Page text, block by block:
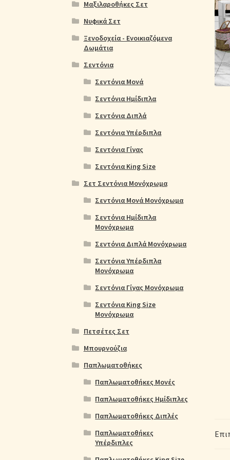
Πολιτική cookie
Μαξιλαροθήκες Σετ
Νυφικά Σετ
Ξενοδοχεία - Ενοικιαζόμενα
Δωμάτια
Σεντόνια
Σεντόνια Μονά
Σεντόνια Ημίδιπλα
Σεντόνια Διπλά
Σεντόνια Υπέρδιπλα
Σεντόνια Γίγας
Σεντόνια King Size
Σετ Σεντόνια Μονόχρωμα
Σεντόνια Μονά Μονόχρωμα
Σεντόνια Ημίδιπλα
Μονόχρωμα
Σεντόνια Διπλά Μονόχρωμα
Σεντόνια Υπέρδιπλα
Μονόχρωμα
Σεντόνια Γίγας Μονόχρωμα
Σεντόνια King Size
Μονόχρωμα
Πετσέτες Σετ
Μπουρνούζια
Παπλωματοθήκες
Παπλωματοθήκες Μονές
Παπλωματοθήκες Ημίδιπλες
Παπλωματοθήκες Διπλές
Παπλωματοθήκες
Υπέρδιπλες